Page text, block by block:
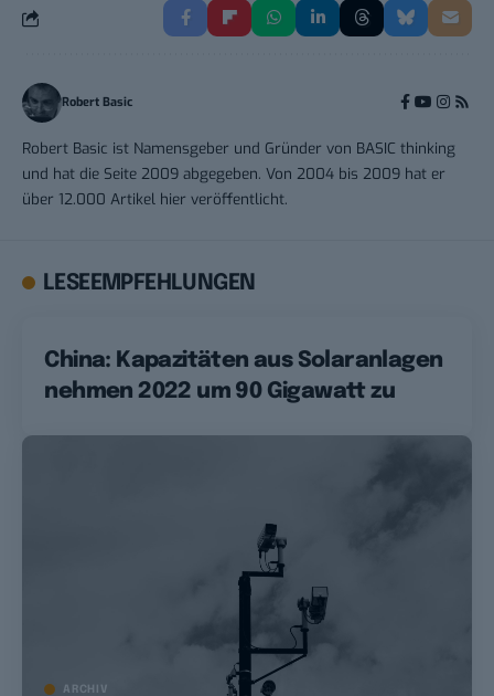
Robert Basic
Robert Basic ist Namensgeber und Gründer von BASIC thinking
und hat die Seite 2009 abgegeben. Von 2004 bis 2009 hat er
über 12.000 Artikel hier veröffentlicht.
LESEEMPFEHLUNGEN
China: Kapazitäten aus Solaranlagen
nehmen 2022 um 90 Gigawatt zu
ARCHIV